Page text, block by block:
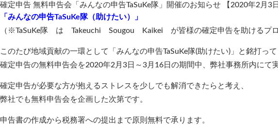
確定申告 無料申告会「みんなの申告TaSuKe隊」開催のお知らせ 【2020年2月3
「みんなの申告TaSuKe隊（助けたい）」
（※TaSuKe隊 は Takeuchi Sougou Kaikei が皆様の確定申告を助けるプロ
このたび地域貢献の一環として「みんなの申告TaSuKe隊(助けたい)」と銘打って
確定申告の無料申告会を2020年2月3日～3月16日の期間中、弊社事務所内にて
確定申告が必要な方が抱えるストレスを少しでも解消できたらと考え、
弊社でも無料申告会を企画した次第です。
申告書の作成から税務署への提出まで原則無料で承ります。